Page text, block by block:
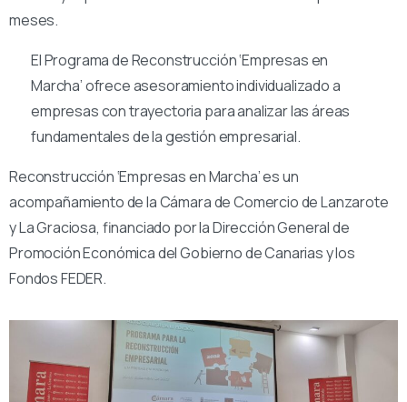
meses.
El Programa de Reconstrucción ‘Empresas en
Marcha’ ofrece asesoramiento individualizado a
empresas con trayectoria para analizar las áreas
fundamentales de la gestión empresarial.
Reconstrucción ‘Empresas en Marcha’ es un
acompañamiento de la Cámara de Comercio de Lanzarote
y La Graciosa, financiado por la Dirección General de
Promoción Económica del Gobierno de Canarias y los
Fondos FEDER.